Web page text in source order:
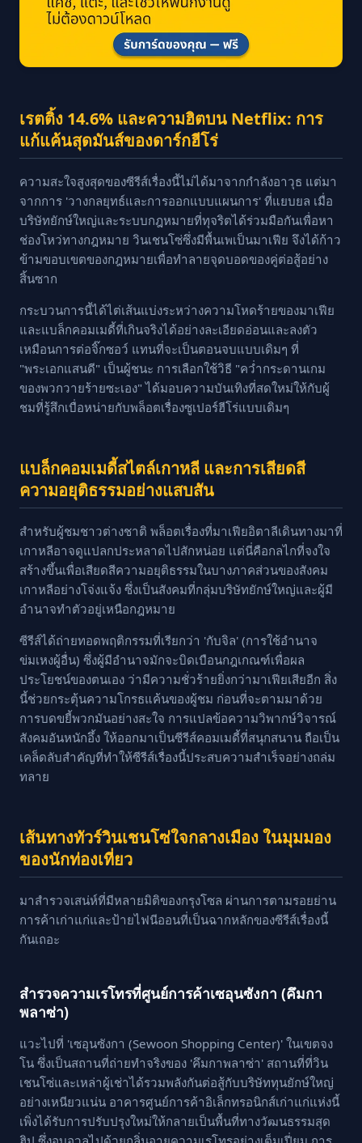
เรตติ้ง 14.6% และความฮิตบน Netflix: การ
แก้แค้นสุดมันส์ของดาร์กฮีโร่
ความสะใจสูงสุดของซีรีส์เรื่องนี้ไม่ได้มาจากกำลังอาวุธ แต่มา
จากการ 'วางกลยุทธ์และการออกแบบแผนการ' ที่แยบยล เมื่อ
บริษัทยักษ์ใหญ่และระบบกฎหมายที่ทุจริตได้ร่วมมือกันเพื่อหา
ช่องโหว่ทางกฎหมาย วินเชนโซ่ซึ่งมีพื้นเพเป็นมาเฟีย จึงได้ก้าว
ข้ามขอบเขตของกฎหมายเพื่อทำลายจุดบอดของคู่ต่อสู้อย่าง
สิ้นซาก
กระบวนการนี้ได้ไต่เส้นแบ่งระหว่างความโหดร้ายของมาเฟีย
และแบล็กคอมเมดี้ที่เกินจริงได้อย่างละเอียดอ่อนและลงตัว
เหมือนการต่อจิ๊กซอว์ แทนที่จะเป็นตอนจบแบบเดิมๆ ที่
"พระเอกแสนดี" เป็นผู้ชนะ การเลือกใช้วิธี "คว่ำกระดานเกม
ของพวกวายร้ายซะเอง" ได้มอบความบันเทิงที่สดใหม่ให้กับผู้
ชมที่รู้สึกเบื่อหน่ายกับพล็อตเรื่องซูเปอร์ฮีโร่แบบเดิมๆ
แบล็กคอมเมดี้สไตล์เกาหลี และการเสียดสี
ความอยุติธรรมอย่างแสบสัน
สำหรับผู้ชมชาวต่างชาติ พล็อตเรื่องที่มาเฟียอิตาลีเดินทางมาที่
เกาหลีอาจดูแปลกประหลาดไปสักหน่อย แต่นี่คือกลไกที่จงใจ
สร้างขึ้นเพื่อเสียดสีความอยุติธรรมในบางภาคส่วนของสังคม
เกาหลีอย่างโจ่งแจ้ง ซึ่งเป็นสังคมที่กลุ่มบริษัทยักษ์ใหญ่และผู้มี
อำนาจทำตัวอยู่เหนือกฎหมาย
ซีรีส์ได้ถ่ายทอดพฤติกรรมที่เรียกว่า 'กับจิล' (การใช้อำนาจ
ข่มเหงผู้อื่น) ซึ่งผู้มีอำนาจมักจะบิดเบือนกฎเกณฑ์เพื่อผล
ประโยชน์ของตนเอง ว่ามีความชั่วร้ายยิ่งกว่ามาเฟียเสียอีก สิ่ง
นี้ช่วยกระตุ้นความโกรธแค้นของผู้ชม ก่อนที่จะตามมาด้วย
การบดขยี้พวกมันอย่างสะใจ การแปลข้อความวิพากษ์วิจารณ์
สังคมอันหนักอึ้ง ให้ออกมาเป็นซีรีส์คอมเมดี้ที่สนุกสนาน ถือเป็น
เคล็ดลับสำคัญที่ทำให้ซีรีส์เรื่องนี้ประสบความสำเร็จอย่างถล่ม
ทลาย
เส้นทางทัวร์วินเชนโซ่ใจกลางเมือง ในมุมมอง
ของนักท่องเที่ยว
มาสำรวจเสน่ห์ที่มีหลายมิติของกรุงโซล ผ่านการตามรอยย่าน
การค้าเก่าแก่และป้ายไฟนีออนที่เป็นฉากหลักของซีรีส์เรื่องนี้
กันเถอะ
สำรวจความเรโทรที่ศูนย์การค้าเซอุนซังกา (คึมกา
พลาซ่า)
แวะไปที่ 'เซอุนซังกา (Sewoon Shopping Center)' ในเขตจง
โน ซึ่งเป็นสถานที่ถ่ายทำจริงของ 'คึมกาพลาซ่า' สถานที่ที่วิน
เชนโซ่และเหล่าผู้เช่าได้รวมพลังกันต่อสู้กับบริษัททุนยักษ์ใหญ่
อย่างเหนียวแน่น อาคารศูนย์การค้าอิเล็กทรอนิกส์เก่าแก่แห่งนี้
เพิ่งได้รับการปรับปรุงใหม่ให้กลายเป็นพื้นที่ทางวัฒนธรรมสุด